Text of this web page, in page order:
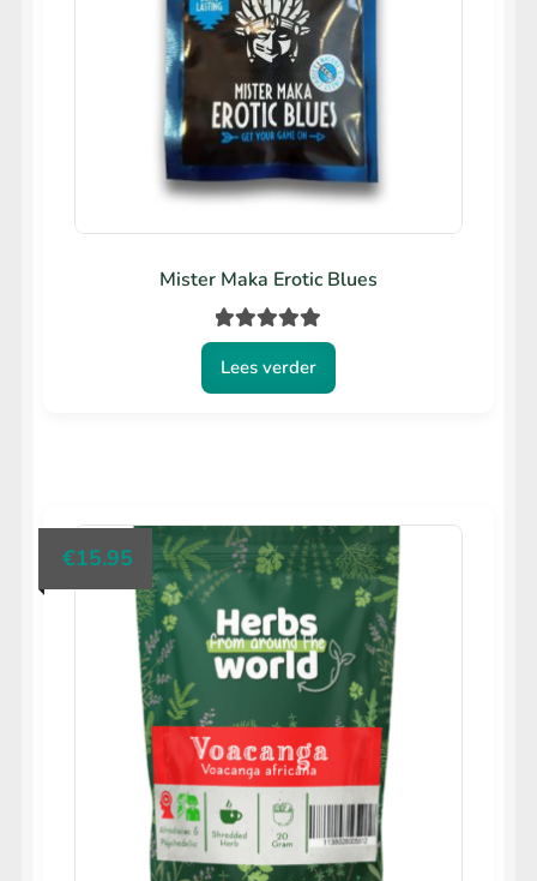
Mister Maka Erotic Blues
Gewaardeerd
5.00uit 5
Lees verder
€15.95